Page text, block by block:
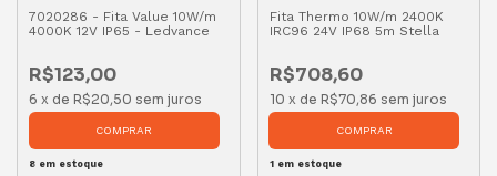
7020286 - Fita Value 10W/m
4000K 12V IP65 - Ledvance
R$123,00
6 x de R$20,50 sem juros
8 em estoque
Fita Thermo 10W/m 2400K
IRC96 24V IP68 5m Stella
R$708,60
10 x de R$70,86 sem juros
1em estoque